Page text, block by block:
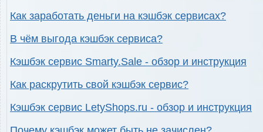
Как заработать деньги на кэшбэк сервисах?
В чём выгода кэшбэк сервиса?
Кэшбэк сервис Smarty.Sale - обзор и инструкция
Как раскрутить свой кэшбэк сервис?
Кэшбэк сервис LetyShops.ru - обзор и инструкция